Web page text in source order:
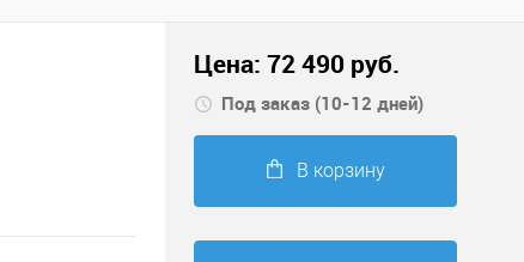
Цена: 72 490 руб.
Под заказ (10-12 дней)
В корзину